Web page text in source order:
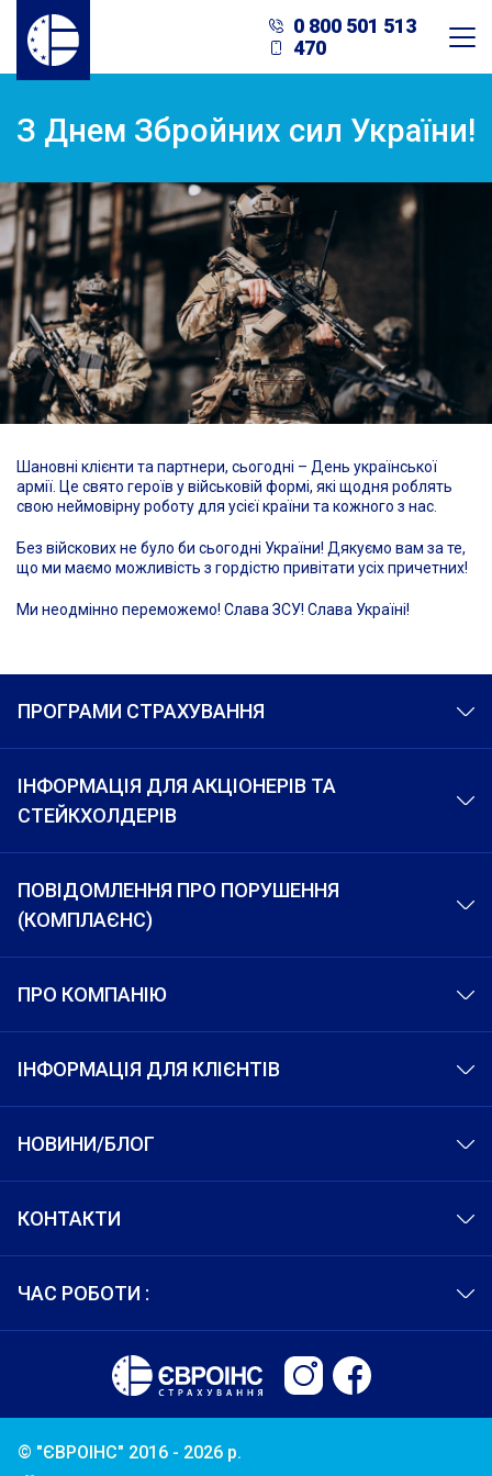
0 800 501 513
470
З Днем Збройних сил України!
Шановні клієнти та партнери, сьогодні – День української
армії. Це свято героїв у військовій формі, які щодня роблять
свою неймовірну роботу для усієї країни та кожного з нас.
Без війскових не було би сьогодні України! Дякуємо вам за те,
що ми маємо можливість з гордістю привітати усіх причетних!
Ми неодмінно переможемо! Слава ЗСУ! Слава Україні!
ПРОГРАМИ СТРАХУВАННЯ
ІНФОРМАЦІЯ ДЛЯ АКЦІОНЕРІВ ТА
СТЕЙКХОЛДЕРІВ
ПОВІДОМЛЕННЯ ПРО ПОРУШЕННЯ
(КОМПЛАЄНС)
ПРО КОМПАНІЮ
ІНФОРМАЦІЯ ДЛЯ КЛІЄНТІВ
НОВИНИ/БЛОГ
КОНТАКТИ
ЧАС РОБОТИ :
© "ЄВРОІНС" 2016 - 2026 р.